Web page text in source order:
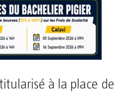
à la place de